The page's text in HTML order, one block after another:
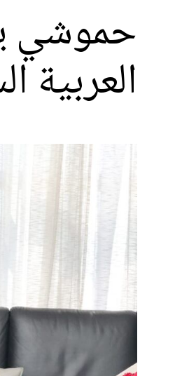
حموشي
العربية